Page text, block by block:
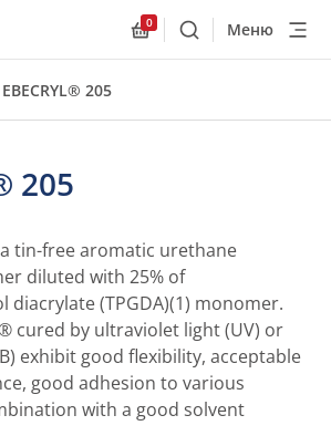
0
ПоискМеню
EBECRYL® 205
205
a tin-free aromatic urethane
diluted with 25% of
diacrylate (TPGDA)(1) monomer.
cured by ultraviolet light (UV) or
exhibit good flexibility, acceptable
good adhesion to various
with a good solvent